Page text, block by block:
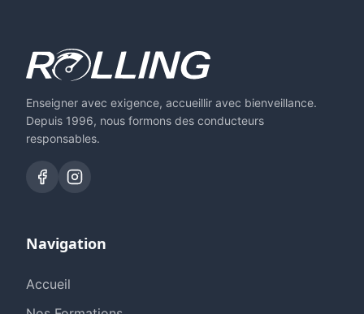
Enseigner avec exigence, accueillir avec bienveillance.
Depuis 1996, nous formons des conducteurs
responsables.
Navigation
Accueil